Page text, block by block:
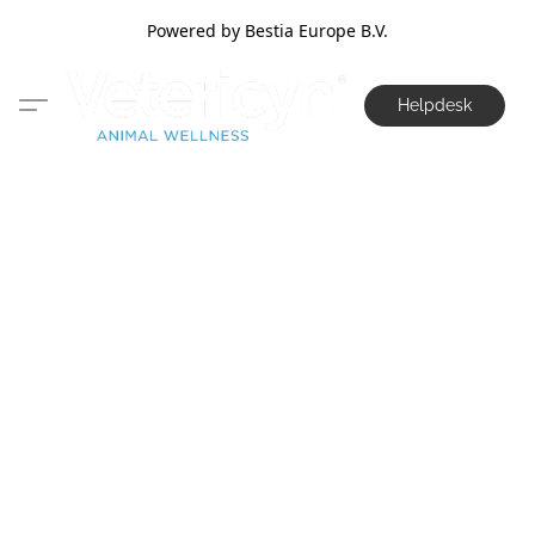
Powered by Bestia Europe B.V.
Helpdesk